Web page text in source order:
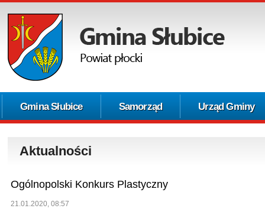
Gmina Słubice Samorząd Urząd Gminy
Aktualności
Ogólnopolski Konkurs Plastyczny
21.01.2020, 08:57